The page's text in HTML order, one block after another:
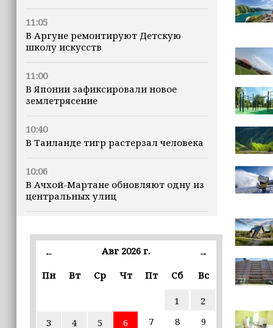
11:05
В Аргуне ремонтируют Детскую
школу искусств
11:00
В Японии зафиксировали новое
землетрясение
10:40
В Таиланде тигр растерзал человека
10:06
В Ачхой-Мартане обновляют одну из
центральных улиц
Минтруд ЧР усилит контроль за
качеством социальных услуг
09:41
Кадырова в восстановление Чечни
← Авг 2026 г.
→
Пн
Вт Ср Чт Пт Сб Вс
1
2
3
4 5 6 7 8
9